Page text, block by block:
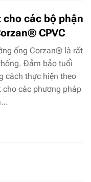
các bộ phận
CPVC
ống Corzan® là rất
Đảm bảo tuổi
cách thực hiện theo
các phương pháp